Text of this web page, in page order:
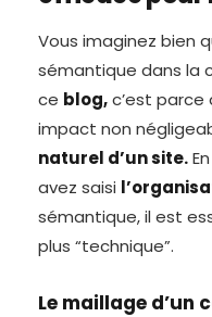
Vous imaginez bien
sémantique dans la
ce blog,c’est
impact non
naturel d’un site.
avez saisi
sémantique, il est
plus “technique”.
Le maillage d’un